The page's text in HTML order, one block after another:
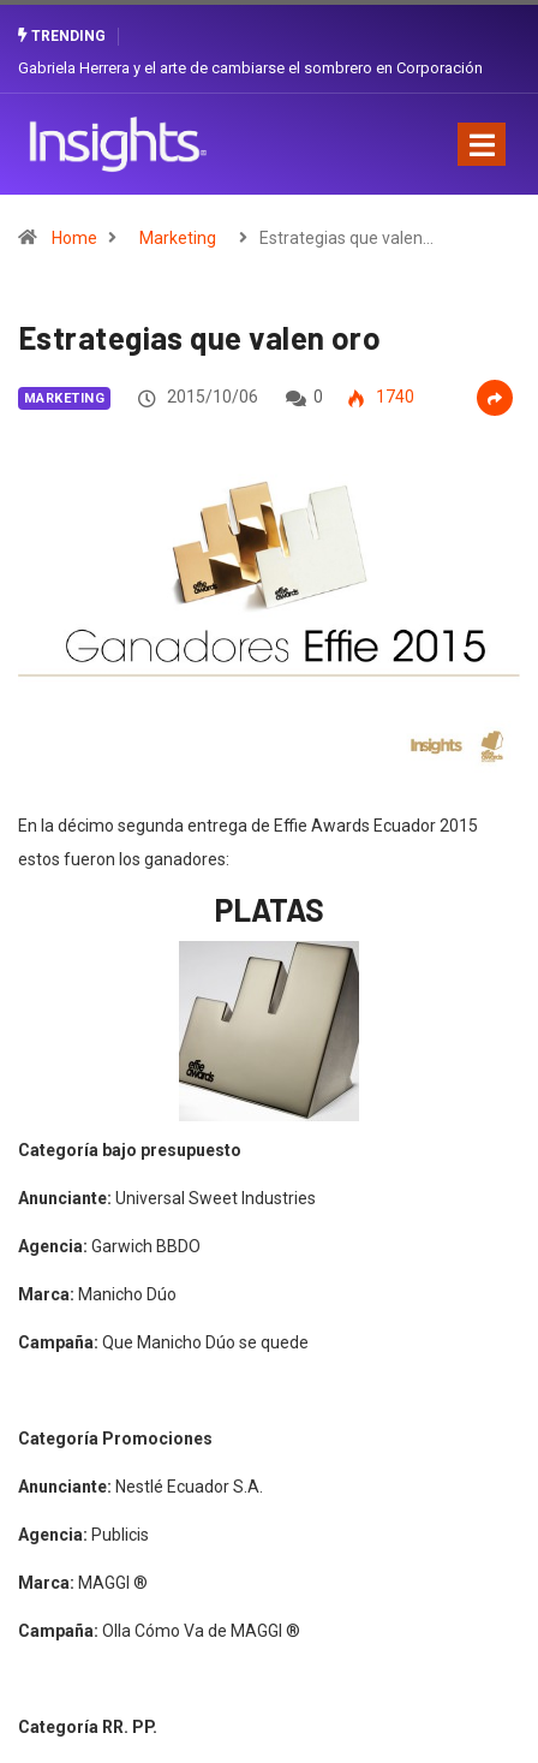
TRENDING
Gabriela Herrera y el arte de cambiarse el sombrero en Corporación
Home Marketing Estrategias que valen…
Estrategias que valen oro
MARKETING 2015/10/06 0 1740
En la décimo segunda entrega de Effie Awards Ecuador 2015
estos fueron los ganadores:
PLATAS
Categoría bajo presupuesto
Anunciante: Universal Sweet Industries
Agencia: Garwich BBDO
Marca: Manicho Dúo
Campaña: Que Manicho Dúo se quede
Categoría Promociones
Anunciante: Nestlé Ecuador S.A.
Agencia: Publicis
Marca: MAGGI ®
Campaña: Olla Cómo Va de MAGGI ®
Categoría RR. PP.